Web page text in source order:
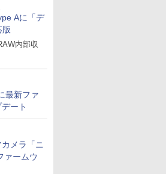
Aに「デ
版
内部収
最新ファ
ート
メラ「ニ
ァームウ